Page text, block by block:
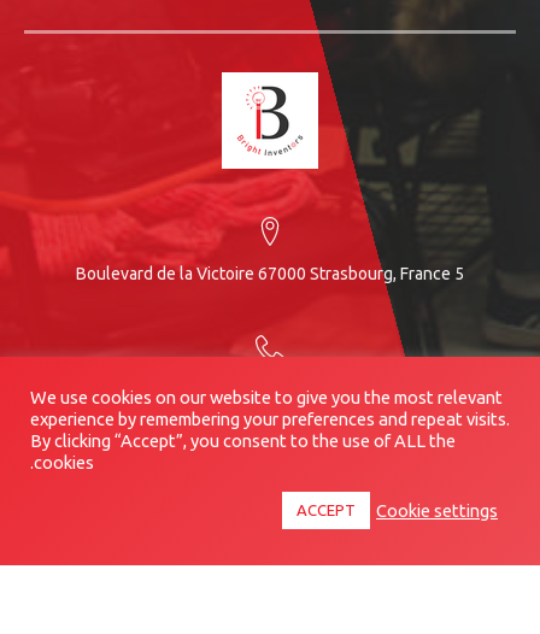
5 Boulevard de la Victoire 67000 Strasbourg, France
+33 7 83 04 10 80
Info@brightinventors.org
We use cookies on our website to give you the most relevant
experience by remembering your preferences and repeat visits.
By clicking “Accept”, you consent to the use of ALL the
cookies.
Cookie settings
ACCEPT